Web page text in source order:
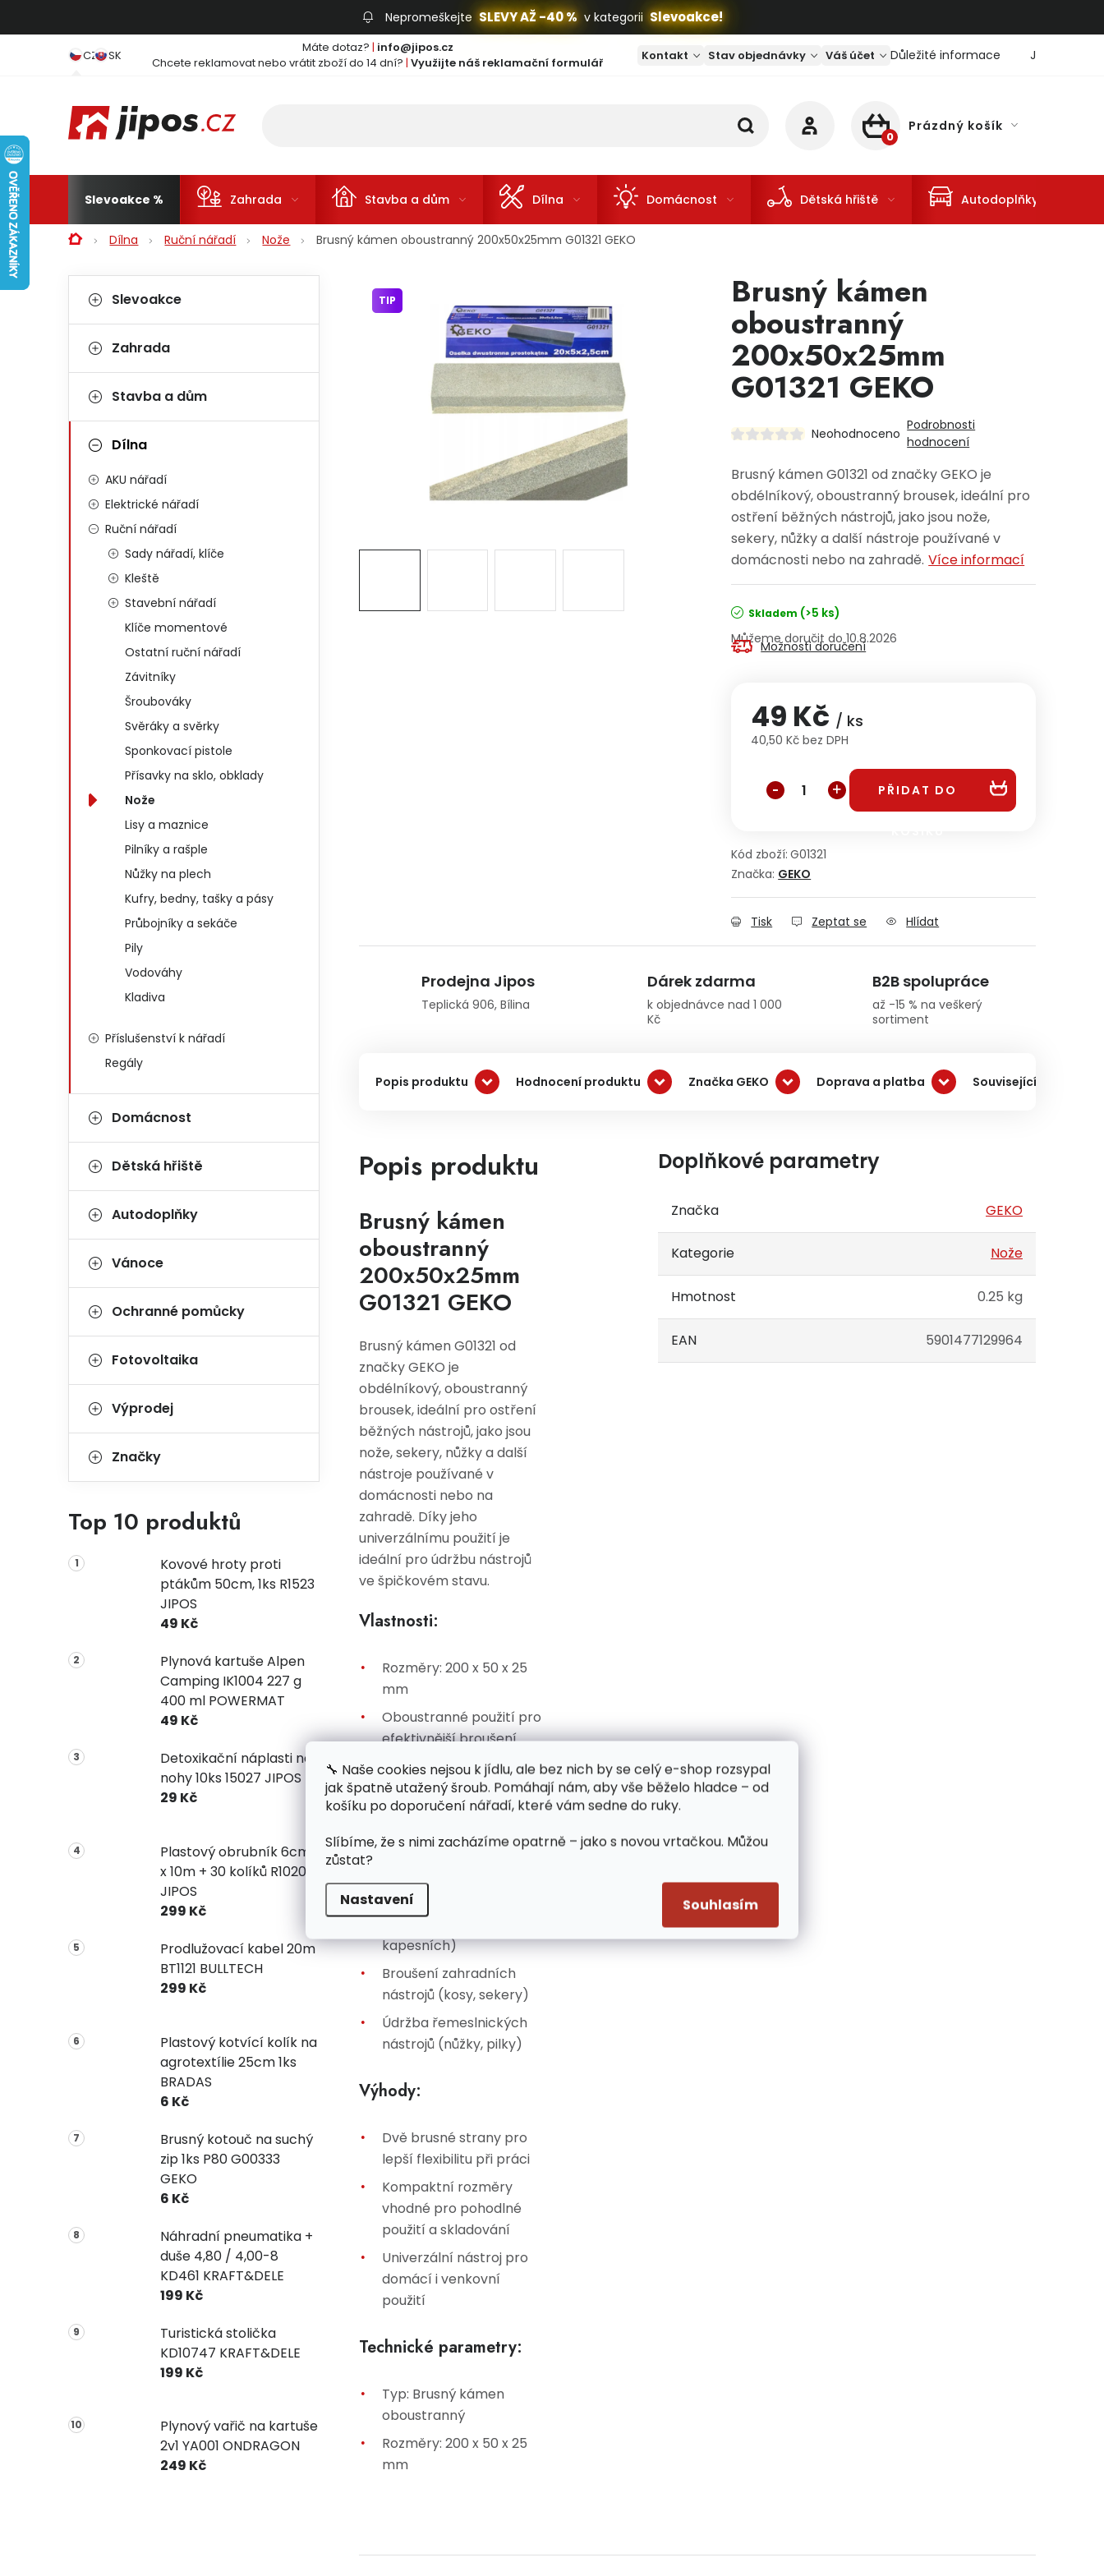
🔧 Naše cookies nejsou k jídlu, ale bez nich by se celý e-shop rozsypal
jak špatně utažený šroub. Pomáhají nám, aby vše běželo hladce – od
košíku po doporučení nářadí, které vám sedne do ruky.
Slíbíme, že s nimi zacházíme opatrně – jako s novou vrtačkou. Můžou
zůstat?
Nastavení Souhlasím
Nepromeškejte SLEVY AŽ -40 % v kategorii Slevoakce!
CZ SK Máte dotaz? | info@jipos.cz
Chcete reklamovat nebo vrátit zboží do 14 dní? | Využijte náš reklamační formulář Kontakt Stav objednávky Váš účet Důležité informace Jaký je
NÁKUPNÍ KOŠÍK
Prázdný košík
Slevoakce Zahrada Stavba a dům Dílna Domácnost Dětská hřiště Autodoplňky
DomůDílna Ruční nářadí Nože Brusný kámen oboustranný 200x50x25mm G01321 GEKO
Postranní panel
Kategorie
Slevoakce
Zahrada
Stavba a dům
Dílna
AKU nářadí
Elektrické nářadí
Ruční nářadí
Sady nářadí, klíče
Kleště
Stavební nářadí
Klíče momentové
Ostatní ruční nářadí
Závitníky
Šroubováky
Svěráky a svěrky
Sponkovací pistole
Přísavky na sklo, obklady
Nože
Lisy a maznice
Pilníky a rašple
Nůžky na plech
Kufry, bedny, tašky a pásy
Průbojníky a sekáče
Pily
Vodováhy
Kladiva
Příslušenství k nářadí
Regály
Domácnost
Dětská hřiště
Autodoplňky
Vánoce
Ochranné pomůcky
Fotovoltaika
Výprodej
Značky
Top 10 produktů
Kovové hroty proti
ptákům 50cm, 1ks R1523
JIPOS
49 Kč
Plynová kartuše Alpen
Camping IK1004 227 g
400 ml POWERMAT
49 Kč
Detoxikační náplasti na
nohy 10ks 15027 JIPOS
29 Kč
Plastový obrubník 6cm
x 10m + 30 kolíků R1020
JIPOS
299 Kč
Prodlužovací kabel 20m
BT1121 BULLTECH
299 Kč
Plastový kotvící kolík na
agrotextílie 25cm 1ks
BRADAS
6 Kč
Brusný kotouč na suchý
zip 1ks P80 G00333
GEKO
6 Kč
Náhradní pneumatika +
duše 4,80 / 4,00-8
KD461 KRAFT&DELE
199 Kč
Turistická stolička
KD10747 KRAFT&DELE
199 Kč
Plynový vařič na kartuše
2v1 YA001 ONDRAGON
249 Kč
Brusný kámen
oboustranný
200x50x25mm
G01321 GEKO
Neohodnoceno
Podrobnosti
hodnocení
Brusný kámen G01321 od značky GEKO je
obdélníkový, oboustranný brousek, ideální pro
ostření běžných nástrojů, jako jsou nože,
sekery, nůžky a další nástroje používané v
domácnosti nebo na zahradě. Více informací
Skladem (>5 ks)
10.8.2026
Možnosti doručení
49 Kč / ks
40,50 Kč bez DPH
PŘIDAT DO
Kód zboží: G01321
Značka: GEKO
Tisk Zeptat se Hlídat
TIP
Prodejna Jipos
Teplická 906, Bílina
Dárek zdarma
k objednávce nad 1 000
Kč
B2B spolupráce
až -15 % na veškerý
sortiment
Popis produktu Hodnocení produktu Značka GEKO Doprava a platba Související produkty
Popis produktu
Brusný kámen
oboustranný
200x50x25mm
G01321 GEKO
Brusný kámen G01321 od
značky GEKO je
obdélníkový, oboustranný
brousek, ideální pro ostření
běžných nástrojů, jako jsou
nože, sekery, nůžky a další
nástroje používané v
domácnosti nebo na
zahradě. Díky jeho
univerzálnímu použití je
ideální pro údržbu nástrojů
ve špičkovém stavu.
Vlastnosti:
Rozměry: 200 x 50 x 25
mm
Oboustranné použití pro
efektivnější broušení
Vyrobeno z odolného
materiálu zajišťujícího
dlouhou životnost
Použití:
Ostření nožů
kapesních)
Broušení zahradních
nástrojů (kosy, sekery)
Údržba řemeslnických
nástrojů (nůžky, pilky)
Výhody:
Dvě brusné strany pro
lepší flexibilitu při práci
Kompaktní rozměry
vhodné pro pohodlné
použití a skladování
Univerzální nástroj pro
domácí i venkovní
použití
Technické parametry:
Typ: Brusný kámen
oboustranný
Rozměry: 200 x 50 x 25
mm
Doplňkové parametry
Značka GEKO
Kategorie Nože
Hmotnost 0.25 kg
EAN 5901477129964